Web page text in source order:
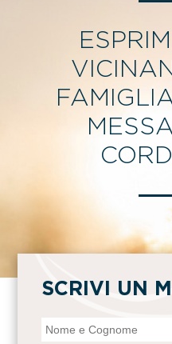
SCRIVI UN